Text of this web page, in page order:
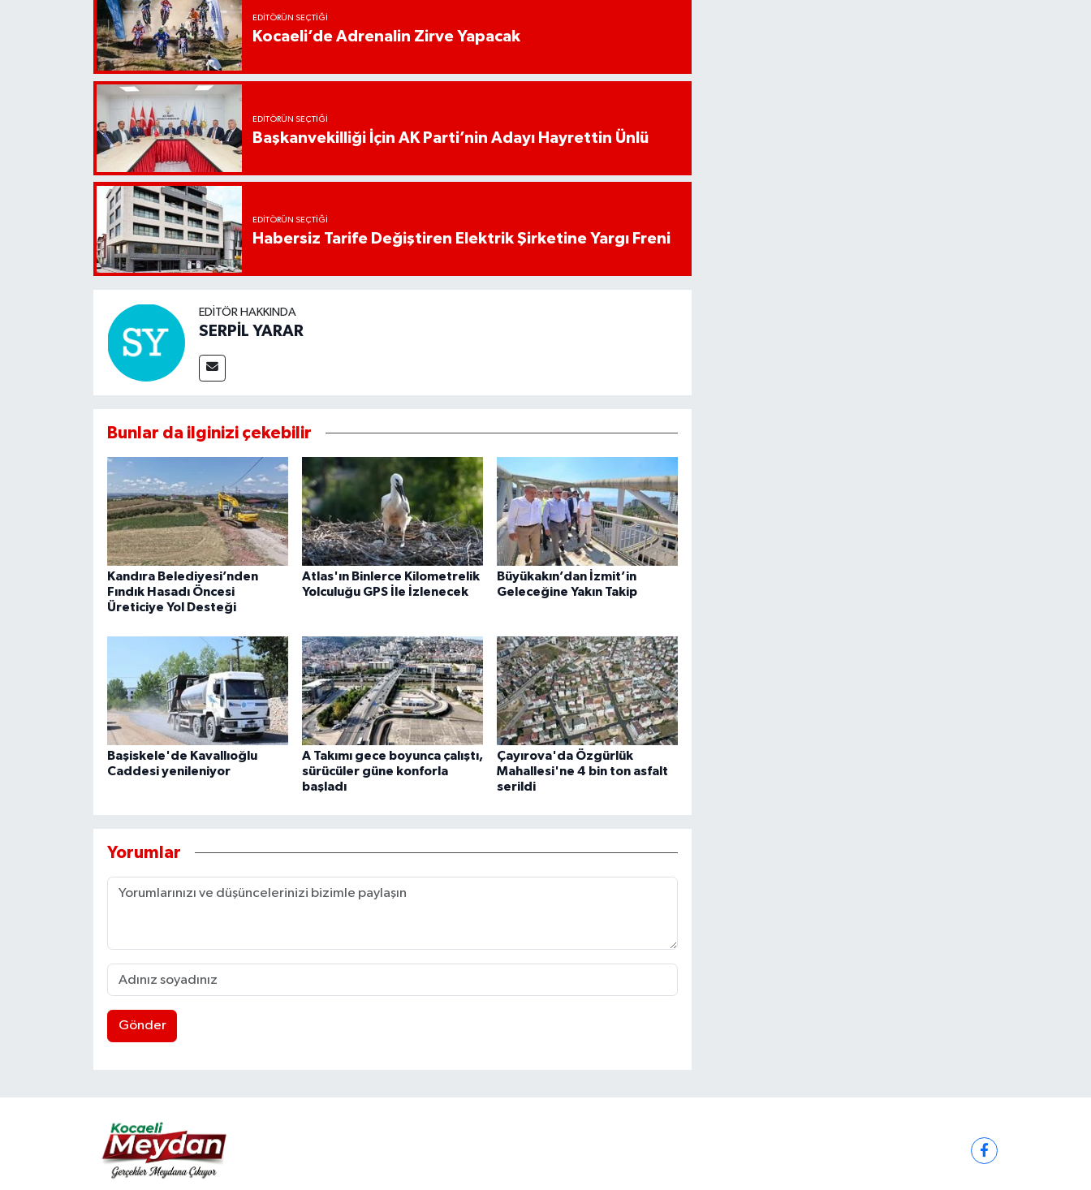
EDITÖRÜN SEÇTIĞI
Kocaeli’de Adrenalin Zirve Yapacak
EDITÖRÜN SEÇTIĞI
Başkanvekilliği İçin AK Parti’nin Adayı Hayrettin Ünlü
EDITÖRÜN SEÇTIĞI
Habersiz Tarife Değiştiren Elektrik Şirketine Yargı Freni
EDITÖR HAKKINDA
SERPİL YARAR
Bunlar da ilginizi çekebilir
Kandıra Belediyesi’nden
Fındık Hasadı Öncesi
Üreticiye Yol Desteği
Atlas'ın Binlerce Kilometrelik
Yolculuğu GPS İle İzlenecek
Büyükakın’dan İzmit’in
Geleceğine Yakın Takip
Başiskele'de Kavallıoğlu
Caddesi yenileniyor
A Takımı gece boyunca çalıştı,
sürücüler güne konforla
başladı
Çayırova'da Özgürlük
Mahallesi'ne 4 bin ton asfalt
serildi
Yorumlar
Gönder